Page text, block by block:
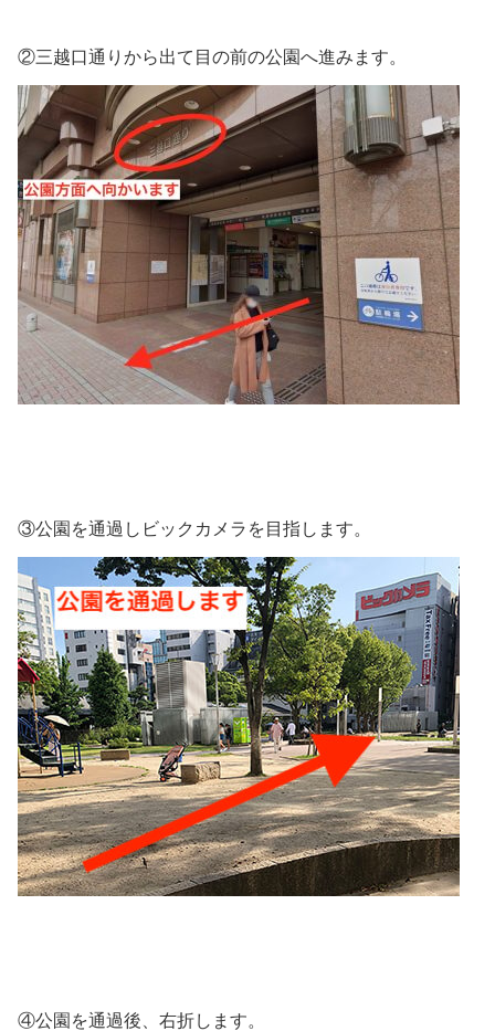
②三越口通りから出て目の前の公園へ進みます。
③公園を通過しビックカメラを目指します。
④公園を通過後、右折します。